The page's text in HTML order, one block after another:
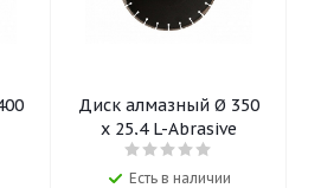
Диск алмазный Ø 350
x 25,4 L-Abrasive
Есть в наличии